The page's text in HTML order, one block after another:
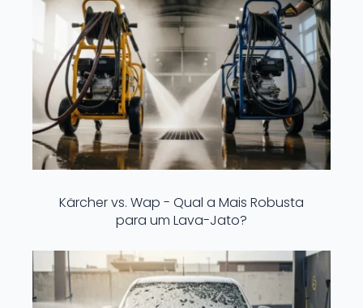
Kärcher vs. Wap - Qual a Mais Robusta
para um Lava-Jato?